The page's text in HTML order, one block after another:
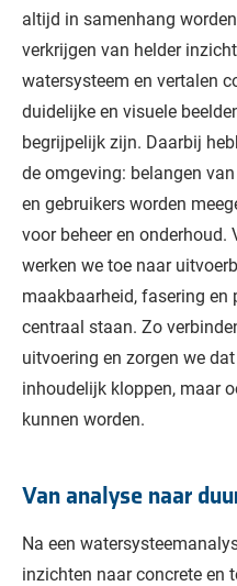
altijd in samenhang
verkrijgen van helder
watersysteem en vertalen
duidelijke en visuele
begrijpelijk zijn. Daarbij
de omgeving: belangen
en gebruikers worden
voor beheer en
werken we toe naar
maakbaarheid, fasering
centraal staan. Zo
uitvoering en zorgen we
inhoudelijk kloppen, maar
kunnen worden.
Van analyse naar
Na een
inzichten naar concrete en